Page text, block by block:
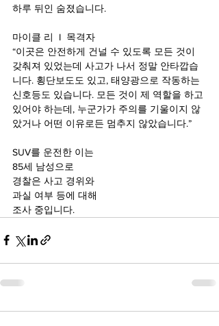
하루 뒤인 숨졌습니다.
마이클 리  I  목격자
“이곳은 안전하게 건널 수 있도록 모든 것이
갖춰져 있었는데 사고가 나서 정말 안타깝습
니다. 횡단보도도 있고, 태양광으로 작동하는
신호등도 있습니다. 모든 것이 제 역할을 하고
있어야 하는데, 누군가가 주의를 기울이지 않
았거나 어떤 이유로든 멈추지 않았습니다.”
SUV를 운전한 이는
85세 남성으로
경찰은 사고 경위와
과실 여부 등에 대해
조사 중입니다.